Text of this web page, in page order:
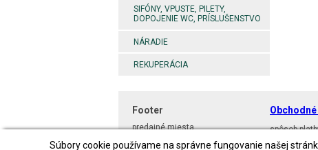
SIFÓNY, VPUSTE, PILETY,
DOPOJENIE WC, PRÍSLUŠENSTVO
NÁRADIE
REKUPERÁCIA
Footer
predajné miesta
spôsob dopravy
spôsob
spôsob
Súbory cookie používame na správne fungovanie našej